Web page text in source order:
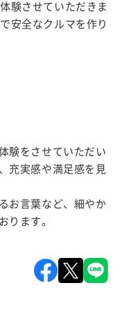
験させていただきま
安全なクルマを作り
験をさせていただい
充実感や満足感を見
お言葉など、細やか
ります。